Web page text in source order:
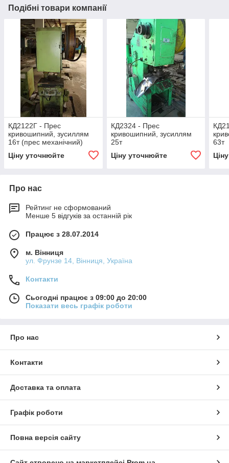
Подібні товари компанії
КД2122Г - Прес
кривошипний, зусиллям
16т (прес механічний)
Ціну уточнюйте
КД2324 - Прес
кривошипний, зусиллям
25т
Ціну уточнюйте
63т
Про нас
Рейтинг не сформований
Менше 5 відгуків за останній рік
Працює з 28.07.2014
м. Вінниця
ул. Фрунзе 14, Вінниця, Україна
Контакти
Сьогодні працює з 09:00 до 20:00
Показати весь графік роботи
Про нас
Контакти
Доставка та оплата
Графік роботи
Повна версія сайту